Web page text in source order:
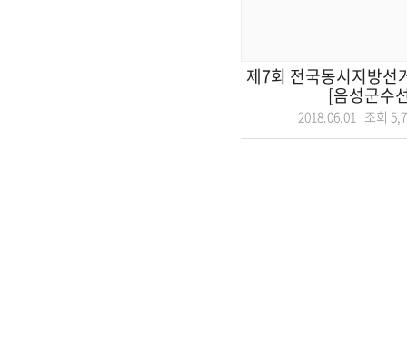
제7회 전국동시지방선
[음성군수
2018.06.01 조회